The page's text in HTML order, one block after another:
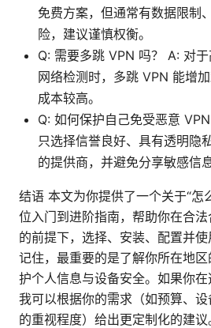
免费方案，但通常有数据限制
险，建议谨慎权衡。
Q: 需要多跳 VPN 吗？ A: 对
网络检测时，多跳 VPN 能增
成本较高。
Q: 如何保护自己免受恶意
只选择信誉良好、具有透明隐
的提供商，并避免分享敏感信息
结语 本文为你提供了一个关于“怎
位入门到进阶指南，帮助你在合
的前提下，选择、安装、配置并使
记住，最重要的是了解你所在地
护个人信息与设备安全。如果你在
我可以根据你的需求（如预算、
的重视程度）给出更定制化的建议